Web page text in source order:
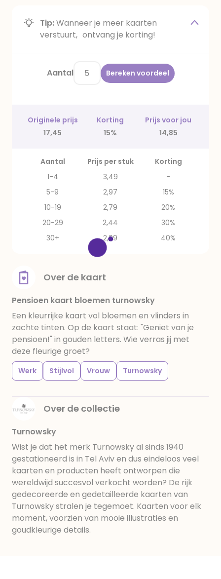
Tip:Wanneer je meer kaarten
verstuurt, ontvang je korting!
Aantal Bereken voordeel
Originele prijs Korting
Prijs voor jou
17,45
15% 14,85
Aantal Prijs per stuk
Korting
1-4
3,49
-
5-9
2,97
15%
10-19
2,79
20%
20-29
2,44
30%
30+
2,09 40%
Over de kaart
Pensioen kaart bloemen turnowsky
Een kleurrijke kaart vol bloemen en vlinders in
zachte tinten. Op de kaart staat: "Geniet van je
pensioen!" in gouden letters. Wie verras jij met
deze fleurige groet?
Werk Stijlvol Vrouw Turnowsky
Over de collectie
Turnowsky
Wist je dat het merk Turnowsky al sinds 1940
gestationeerd is in Tel Aviv en dus eindeloos veel
kaarten en producten heeft ontworpen die
wereldwijd succesvol verkocht worden? De rijk
gedecoreerde en gedetailleerde kaarten van
Turnowsky stralen je tegemoet. Kaarten voor elk
moment, voorzien van mooie illustraties en
goudkleurige details.